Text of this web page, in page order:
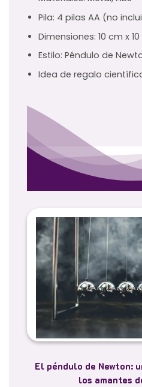
Pila: 4 pilas AA (no
Dimensiones: 10 cm x
Estilo: Péndulo de
Idea de regalo
El péndulo de Newton:
los amantes